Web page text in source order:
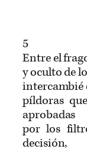
5
Entre el
y oculto de
intercambié
píldoras
aprobadas
por los
decisión,